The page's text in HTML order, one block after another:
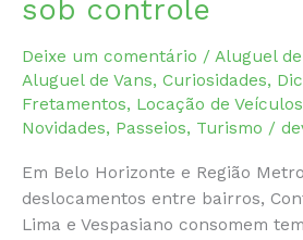
sob controle
Deixe um comentário / Aluguel
Aluguel de Vans, Curiosidades,
Fretamentos, Locação de Veículos
Novidades, Passeios, Turismo /
Em Belo Horizonte e Região
deslocamentos entre bairros,
Lima e Vespasiano consomem